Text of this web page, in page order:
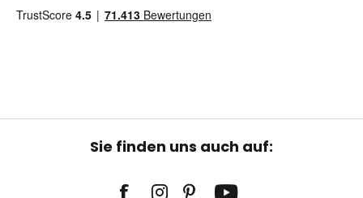
Sie finden uns auch auf: